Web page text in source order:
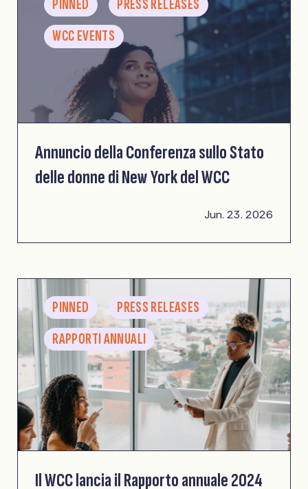
PINNED
PRESS RELEASES
WCC EVENTS
Annuncio della Conferenza sullo Stato
delle donne di New York del WCC
Jun. 23. 2026
PINNED
PRESS RELEASES
RAPPORTI ANNUALI
Il WCC lancia il Rapporto annuale 2024